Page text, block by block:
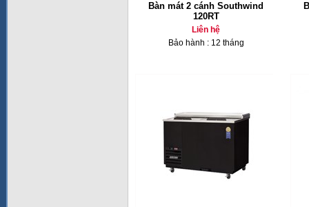
Bàn mát 2 cánh Southwind
120RT
Liên hệ
Bảo hành : 12 tháng